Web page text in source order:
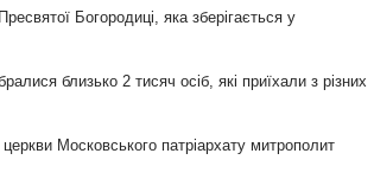
Богородиці, яка зберігається у
близько 2 тисяч осіб, які приїхали з різних
Московського патріархату митрополит